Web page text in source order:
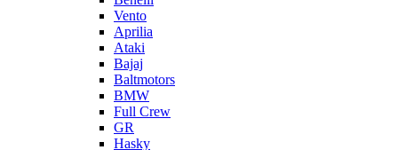
Vento
Aprilia
Ataki
Bajaj
Baltmotors
BMW
Full Crew
GR
Hasky